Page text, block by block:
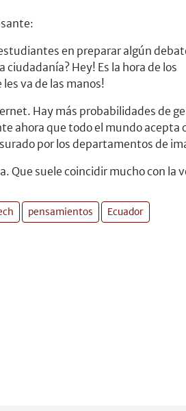
en preparar algún
ciudadanía? Hey! Es la hora de los
va de las manos!
Hay más probabilidades de
ahora que todo el mundo
por los departamentos de
Que suele coincidir mucho con
pensamientos Ecuador